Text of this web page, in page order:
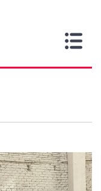
Contacta